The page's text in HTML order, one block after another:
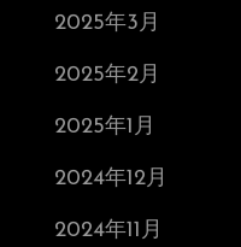
2025年3月
2025年2月
2025年1月
2024年12月
2024年11月